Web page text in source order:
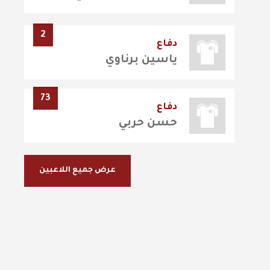
2
دفاع
ياسين برناوي
73
دفاع
حسن حربي
عرض جميع اللاعبين